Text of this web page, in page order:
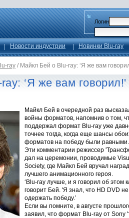
Логин
Новости индустрии Новинки Blu-ray
ray / Майкл Бей о Blu-ray: ‘Я же вам
‘Я же вам говорил!'
Майкл Бей в очередной раз
войны форматов, напомнив о том,
поддержал формат Blu-ray уже
точнее тогда, когда еще шансы
форматов на победу были равными.
Эти комментарии режиссер
дал на церемонии, проводимые
Society, где Майкл Бей вручал
лучшего анимационного героя.
‘Blu-ray лучше, и я говорил об этом
говорит Бей. 'Я знал, что HD DVD
одержать победу.’
Если вы помните, в августе
заявил, что формат Blu-ray от Sony